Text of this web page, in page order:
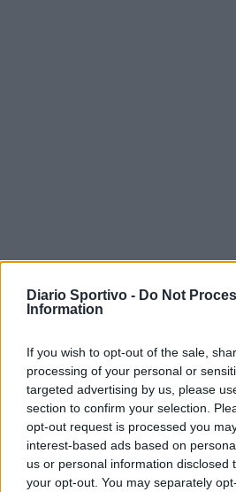
Diario Sportivo - Do Not
Information
If you wish to opt-out of the sale,
processing of your personal or
targeted advertising by us, please
section to confirm your selection.
opt-out request is processed you
interest-based ads based on
us or personal information disclosed
your opt-out. You may separately